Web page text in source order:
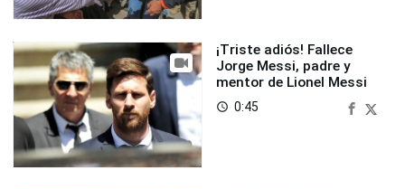
¡Triste adiós! Fallece
Jorge Messi, padre y
mentor de Lionel Messi
access_time 0:45